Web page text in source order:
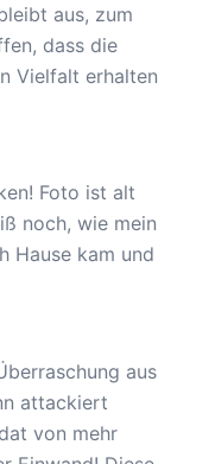
aus, zum
dass die
Vielfalt erhalten
Foto ist alt
noch, wie mein
Hause kam und
aus
attackiert
von mehr